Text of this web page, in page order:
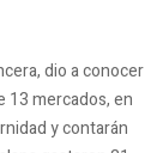
dio a conocer
13 mercados, en
y contarán